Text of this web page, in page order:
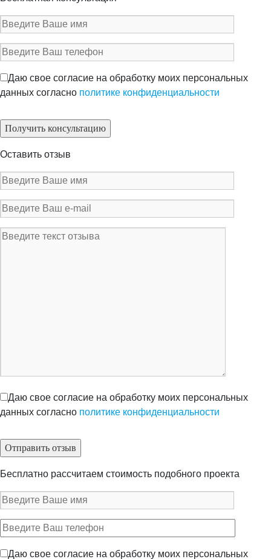
Даю свое согласие на обработку моих персональных
данных согласно политике конфиденциальности
Оставить отзыв
Даю свое согласие на обработку моих персональных
данных согласно политике конфиденциальности
Бесплатно рассчитаем стоимость подобного проекта
Даю свое согласие на обработку моих персональных